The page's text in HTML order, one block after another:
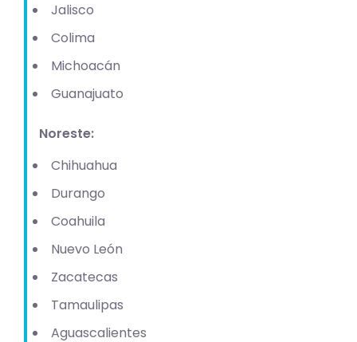
Jalisco
Colima
Michoacán
Guanajuato
Noreste:
Chihuahua
Durango
Coahuila
Nuevo León
Zacatecas
Tamaulipas
Aguascalientes